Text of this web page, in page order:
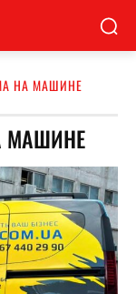
НА МАШИНЕ
МАШИНЕ